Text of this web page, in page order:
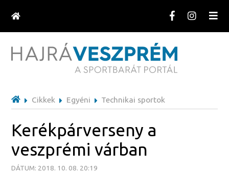
Cikkek Egyéni Technikai sportok
Kerékpárverseny a
veszprémi várban
DÁTUM: 2018. 10. 08. 20:19